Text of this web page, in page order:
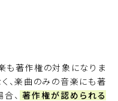
も著作権の対象になりま
、楽曲のみの音楽にも著
、 著作権が認められる